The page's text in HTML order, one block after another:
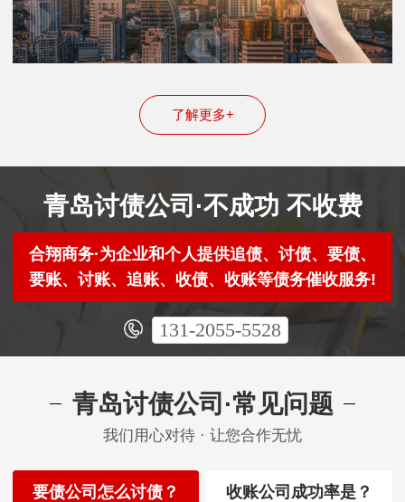
了解更多+
青岛讨债公司·不成功 不收费
合翔商务·为企业和个人提供追债、讨债、要债、
要账、讨账、追账、收债、收账等债务催收服务!
131-2055-5528
青岛讨债公司·常见问题
我们用心对待 · 让您合作无忧
要债公司怎么讨债？ 收账公司成功率是？